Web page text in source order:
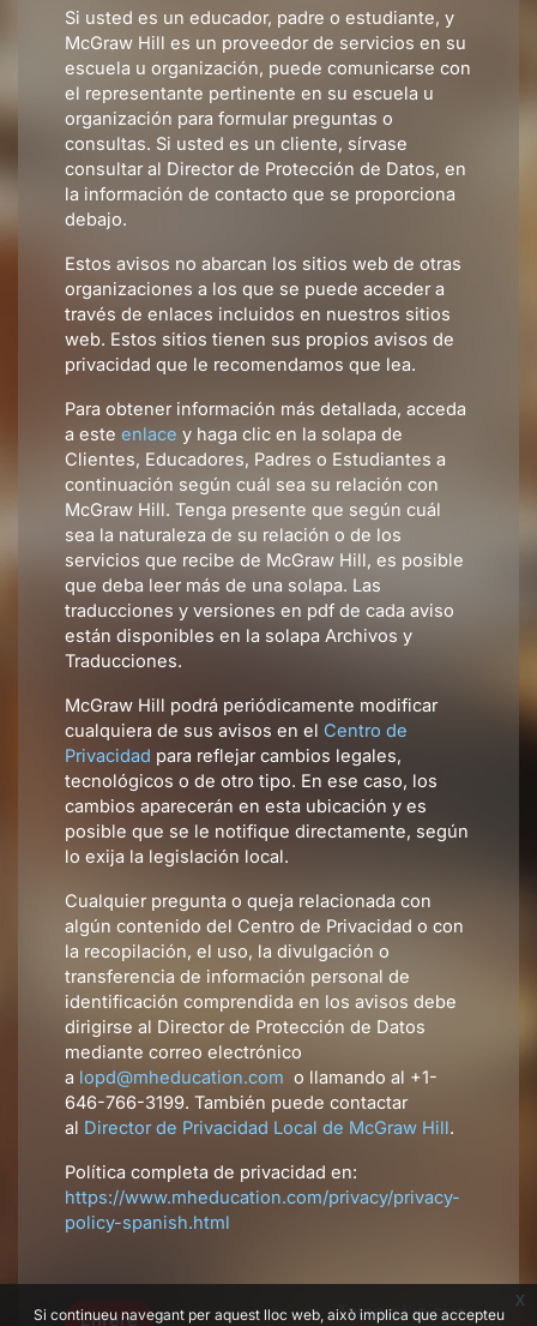
Si continueu navegant per aquest lloc web, això implica que accepteu
x
Si usted es un educador, padre o estudiante, y
McGraw Hill es un proveedor de servicios en su
escuela u organización, puede comunicarse con
el representante pertinente en su escuela u
organización para formular preguntas o
consultas. Si usted es un cliente, sírvase
consultar al Director de Protección de Datos, en
la información de contacto que se proporciona
debajo.
Estos avisos no abarcan los sitios web de otras
organizaciones a los que se puede acceder a
través de enlaces incluidos en nuestros sitios
web. Estos sitios tienen sus propios avisos de
privacidad que le recomendamos que lea.
Para obtener información más detallada, acceda
a este enlace y haga clic en la solapa de
Clientes, Educadores, Padres o Estudiantes a
continuación según cuál sea su relación con
McGraw Hill. Tenga presente que según cuál
sea la naturaleza de su relación o de los
servicios que recibe de McGraw Hill, es posible
que deba leer más de una solapa. Las
traducciones y versiones en pdf de cada aviso
están disponibles en la solapa Archivos y
Traducciones.
McGraw Hill podrá periódicamente modificar
cualquiera de sus avisos en el Centro de
Privacidad para reflejar cambios legales,
tecnológicos o de otro tipo. En ese caso, los
cambios aparecerán en esta ubicación y es
posible que se le notifique directamente, según
lo exija la legislación local.
Cualquier pregunta o queja relacionada con
algún contenido del Centro de Privacidad o con
la recopilación, el uso, la divulgación o
transferencia de información personal de
identificación comprendida en los avisos debe
dirigirse al Director de Protección de Datos
mediante correo electrónico
a lopd@mheducation.com o llamando al +1-
646-766-3199. También puede contactar
al Director de Privacidad Local de McGraw Hill.
Política completa de privacidad en:
https://www.mheducation.com/privacy/privacy-
policy-spanish.html
Enrere Torna a l'inici